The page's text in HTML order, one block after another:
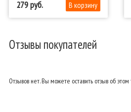
279
Отзывы покупателей
Отзывов нет. Вы можете оставить отзыв об